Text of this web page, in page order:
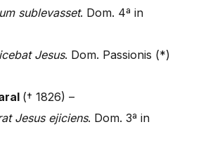
sublevasset. Dom. 4ª in
Jesus. Dom. Passionis (*)
(† 1826) –
Jesus ejiciens. Dom. 3ª in